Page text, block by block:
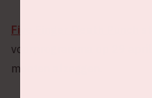
Five Finger Death Punch
voorprogramma op 29
moeten afzeggen.